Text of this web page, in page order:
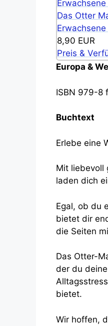
Das Otter
8,90 EUR
Preis &
Europa &
ISBN 979-8
Buchtext
Erlebe eine
Mit liebevoll
laden dich
Egal, ob du
bietet dir
die Seiten
Das Otter-
der du
bietet.
Wir hoffen,